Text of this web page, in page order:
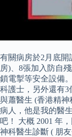
有關病房於2月底開
房)、8張加入防自
鎖電掣等安全設備
科護士，另外還有3
與蕭醫生 (香港精
病人，他是我的醫
吧！ 大概 2001 年
神科醫生診斷 ( 朋